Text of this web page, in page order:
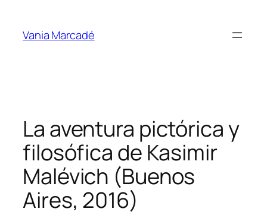
contenu
Vania Marcadé
La aventura pictórica y
filosófica de Kasimir
Malévich (Buenos
Aires, 2016)